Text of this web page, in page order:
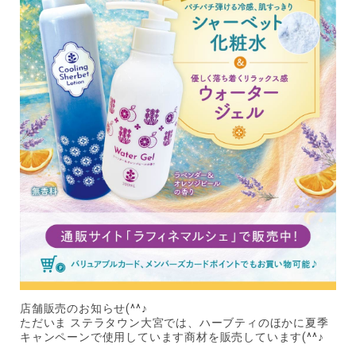
店舗販売のお知らせ(^^♪
ただいま ステラタウン大宮では、ハーブティのほかに夏季
キャンペーンで使用しています商材を販売しています(^^♪